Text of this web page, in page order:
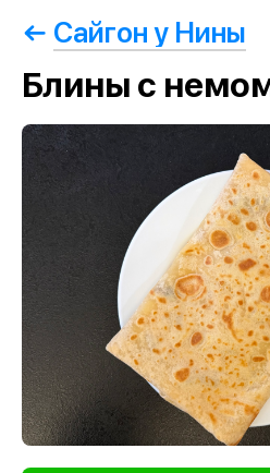
Сайгон у Нины
Блины с